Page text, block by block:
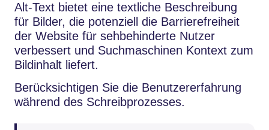
Alt-Text bietet eine textliche Beschreibung
für Bilder, die potenziell die Barrierefreiheit
der Website für sehbehinderte Nutzer
verbessert und Suchmaschinen Kontext zum
Bildinhalt liefert.
Berücksichtigen Sie die Benutzererfahrung
während des Schreibprozesses.